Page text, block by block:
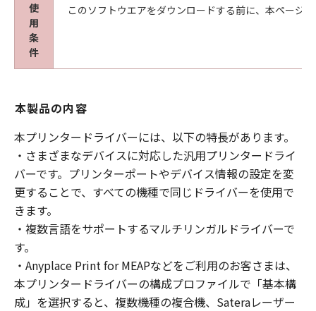
使
用
条
件
このソフトウエアをダウンロードする前に、本ページ
本製品の内容
本プリンタードライバーには、以下の特長があります。
・さまざまなデバイスに対応した汎用プリンタードライ
バーです。プリンターポートやデバイス情報の設定を変
更することで、すべての機種で同じドライバーを使用で
きます。
・複数言語をサポートするマルチリンガルドライバーで
す。
・Anyplace Print for MEAPなどをご利用のお客さまは、
本プリンタードライバーの構成プロファイルで「基本構
成」を選択すると、複数機種の複合機、Sateraレーザー